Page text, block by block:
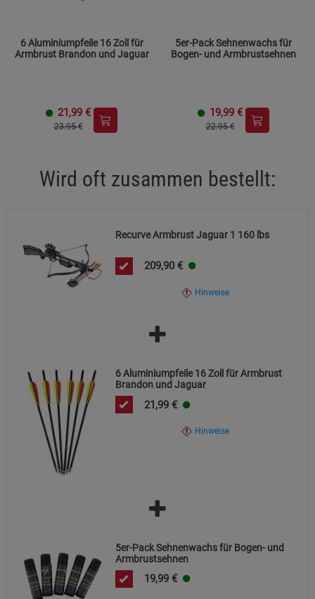
Verpackung umweltgerecht entsorgen. Beachten Sie die
lokalen Vorschriften zur Entsorgung von Kunststoff und
6 Aluminiumpfeile 16 Zoll für
Armbrust Brandon und Jaguar
21,99 €
23.95 €
5er-Pack Sehnenwachs für
Bogen- und Armbrustsehnen
19,99 €
22.95 €
Wird oft zusammen bestellt:
Recurve Armbrust Jaguar 1 160 lbs
209,90 €
Hinweise
6 Aluminiumpfeile 16 Zoll für Armbrust
Brandon und Jaguar
21,99 €
Hinweise
5er-Pack Sehnenwachs für Bogen- und
Armbrustsehnen
19,99 €